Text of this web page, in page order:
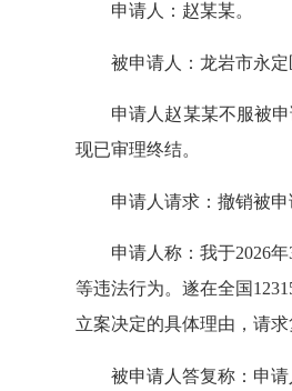
申请人：赵某某。
被申请人：龙岩市永定
申请人赵某某不服被申请
现已审理终结。
申请人请求：撤销被申请
申请人称：我于2026年3
等违法行为。遂在全国
立案决定的具体理由，请
被申请人答复称：申请人